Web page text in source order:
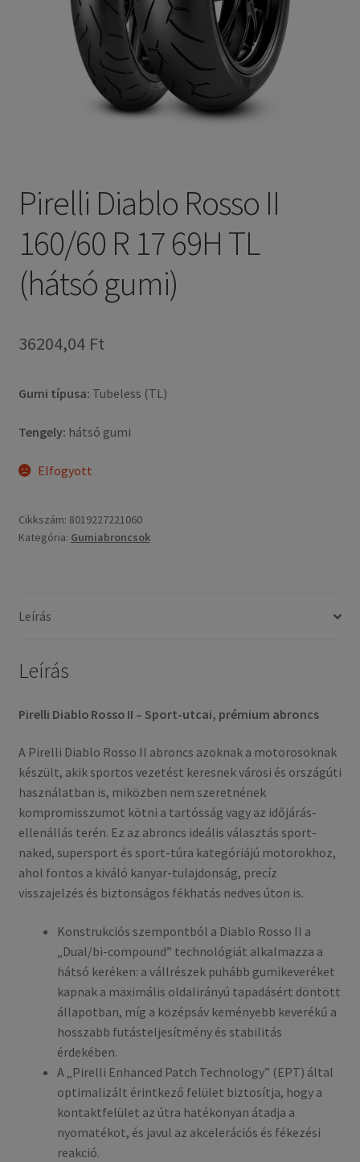
Pirelli Diablo Rosso II
160/60 R 17 69H TL
(hátsó gumi)
36204,04 Ft
Gumi típusa: Tubeless (TL)
Tengely: hátsó gumi
Elfogyott
Cikkszám: 8019227221060
Kategória: Gumiabroncsok
Leírás
Leírás
Pirelli Diablo Rosso II – Sport-utcai, prémium abroncs
A Pirelli Diablo Rosso II abroncs azoknak a motorosoknak
készült, akik sportos vezetést keresnek városi és országúti
használatban is, miközben nem szeretnének
kompromisszumot kötni a tartósság vagy az időjárás-
ellenállás terén. Ez az abroncs ideális választás sport-
naked, supersport és sport-túra kategóriájú motorokhoz,
ahol fontos a kiváló kanyar-tulajdonság, precíz
visszajelzés és biztonságos fékhatás nedves úton is.
Konstrukciós szempontból a Diablo Rosso II a
„Dual/bi-compound” technológiát alkalmazza a
hátsó keréken: a vállrészek puhább gumikeveréket
kapnak a maximális oldalirányú tapadásért döntött
állapotban, míg a középsáv keményebb keverékű a
hosszabb futásteljesítmény és stabilitás
érdekében.
A „Pirelli Enhanced Patch Technology” (EPT) által
optimalizált érintkező felület biztosítja, hogy a
kontaktfelület az útra hatékonyan átadja a
nyomatékot, és javul az akcelerációs és fékezési
reakció.